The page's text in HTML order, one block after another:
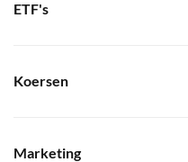
ETF's
Koersen
Marketing